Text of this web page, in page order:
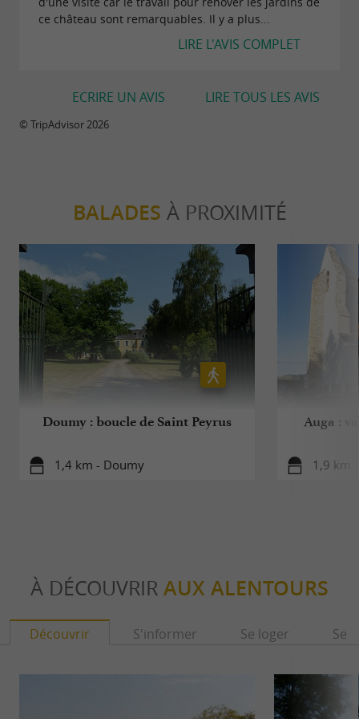
GUIDE BÉARN PYRÉNÉES...
ce château sont remarquables. Il y a plus...
LIRE L'AVIS COMPLET
LIRE TOUS LES AVIS
ECRIRE UN AVIS
© TripAdvisor 2026
BALADES À PROXIMITÉ
Doumy : boucle de Saint Peyrus
1,4 km - Doumy
Auga :
1,9 km
À DÉCOUVRIR AUX ALENTOURS
Découvrir S'informer Se loger Se